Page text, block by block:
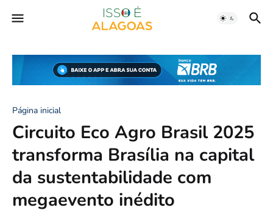
Página inicial
Circuito Eco Agro Brasil 2025
transforma Brasília na capital
da sustentabilidade com
megaevento inédito